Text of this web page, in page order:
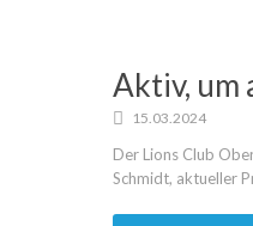
Aktiv, um
15.03.2024
Der Lions Club
Schmidt, aktueller